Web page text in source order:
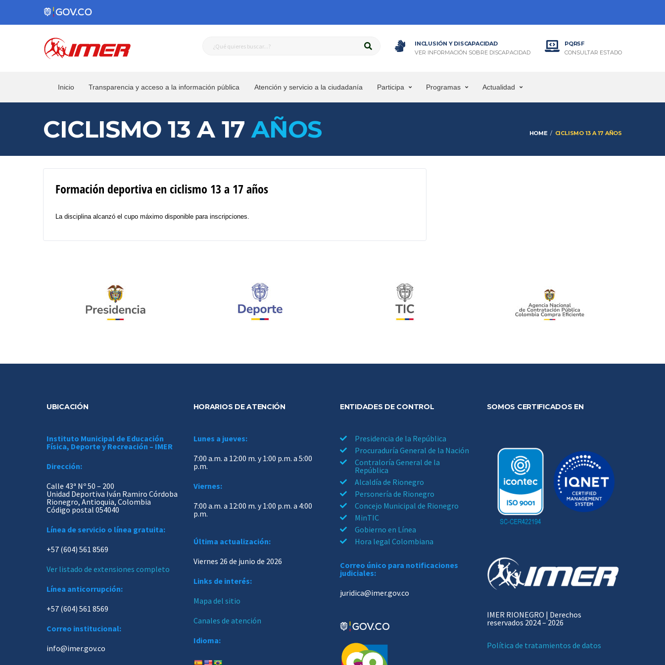
INCLUSIÓN Y DISCAPACIDAD
VER INFORMACIÓN SOBRE DISCAPACIDAD
PQRSF
CONSULTAR ESTADO
Inicio Transparencia y acceso a la información pública Atención y servicio a la ciudadanía Participa Programas Actualidad
CICLISMO 13 A 17AÑOS HOME CICLISMO 13 A 17 AÑOS
Formación deportiva en ciclismo 13 a 17 años
La disciplina alcanzó el cupo máximo disponible para inscripciones.
UBICACIÓN
Instituto Municipal de Educación
Física, Deporte y Recreación – IMER
Dirección:
Calle 43ª Nº 50 – 200
Unidad Deportiva Iván Ramiro Córdoba
Rionegro, Antioquia, Colombia
Código postal 054040
Línea de servicio o línea gratuita:
+57 (604) 561 8569
Ver listado de extensiones completo
Línea anticorrupción:
+57 (604) 561 8569
Correo institucional:
info@imer.gov.co
HORARIOS DE ATENCIÓN
Lunes a jueves:
7:00 a.m. a 12:00 m. y 1:00 p.m. a 5:00
p.m.
Viernes:
7:00 a.m. a 12:00 m. y 1:00 p.m. a 4:00
p.m.
Última actualización:
Viernes 26 de junio de 2026
Links de interés:
Mapa del sitio
Canales de atención
Idioma:
ENTIDADES DE CONTROL
Presidencia de la República
Procuraduría General de la Nación
Contraloría General de la
República
Alcaldía de Rionegro
Personería de Rionegro
Concejo Municipal de Rionegro
MinTIC
Gobierno en Línea
Hora legal Colombiana
Correo único para notificaciones
judiciales:
juridica@imer.gov.co
SOMOS CERTIFICADOS EN
IMER RIONEGRO | Derechos
reservados 2024 – 2026
Política de tratamientos de datos